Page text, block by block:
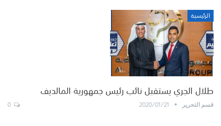
الرئيسية
طلال الجري يستقبل نائب رئيس جمهورية المالديف
قسم التحرير 2020/01/21